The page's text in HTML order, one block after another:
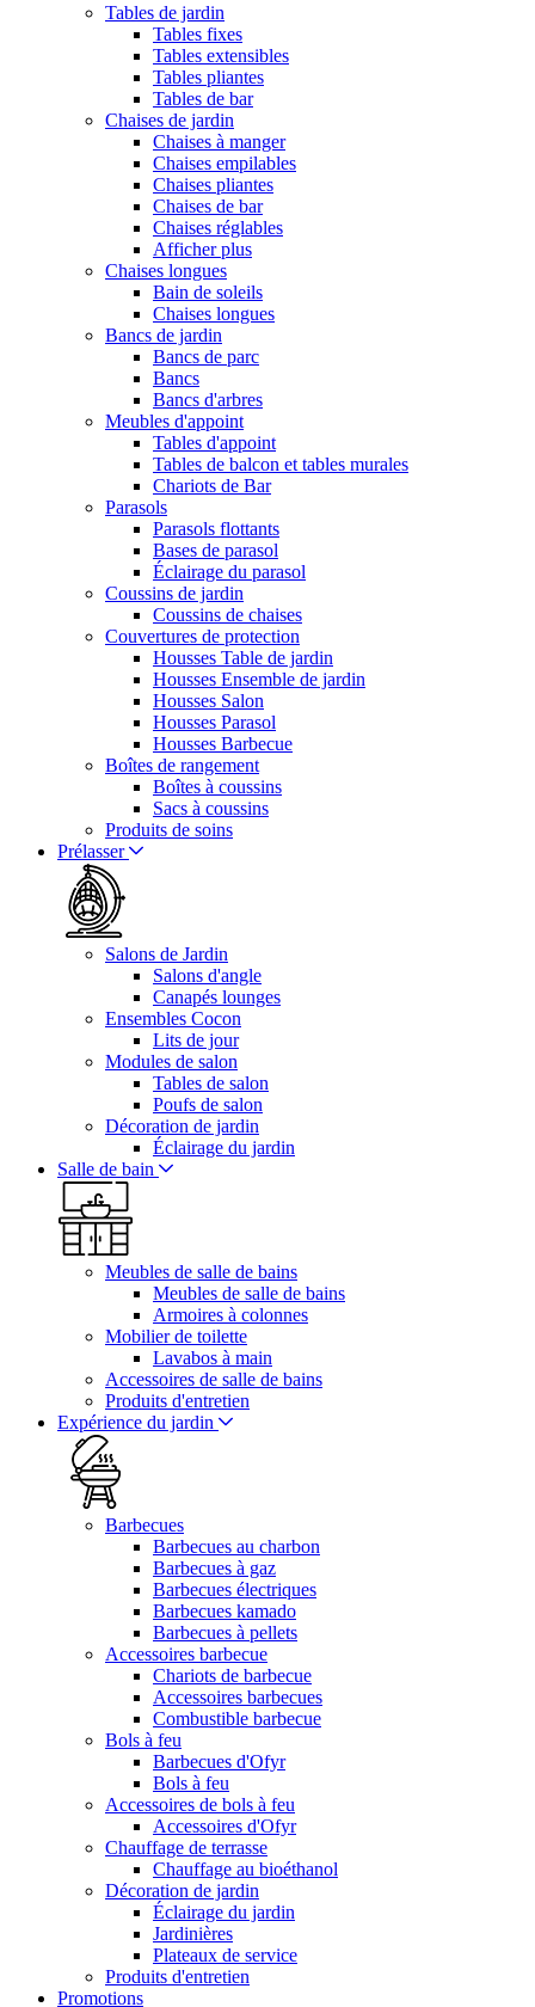
Tables de jardin
Tables fixes
Tables extensibles
Tables pliantes
Tables de bar
Chaises de jardin
Chaises à manger
Chaises empilables
Chaises pliantes
Chaises de bar
Chaises réglables
Afficher plus
Chaises longues
Bain de soleils
Chaises longues
Bancs de jardin
Bancs de parc
Bancs
Bancs d'arbres
Meubles d'appoint
Tables d'appoint
Tables de balcon et tables murales
Chariots de Bar
Parasols
Parasols flottants
Bases de parasol
Éclairage du parasol
Coussins de jardin
Coussins de chaises
Couvertures de protection
Housses Table de jardin
Housses Ensemble de jardin
Housses Salon
Housses Parasol
Housses Barbecue
Boîtes de rangement
Boîtes à coussins
Sacs à coussins
Produits de soins
Prélasser
Salons de Jardin
Salons d'angle
Canapés lounges
Ensembles Cocon
Lits de jour
Modules de salon
Tables de salon
Poufs de salon
Décoration de jardin
Éclairage du jardin
Salle de bain
Meubles de salle de bains
Meubles de salle de bains
Armoires à colonnes
Mobilier de toilette
Lavabos à main
Accessoires de salle de bains
Produits d'entretien
Expérience du jardin
Barbecues
Barbecues au charbon
Barbecues à gaz
Barbecues électriques
Barbecues kamado
Barbecues à pellets
Accessoires barbecue
Chariots de barbecue
Accessoires barbecues
Combustible barbecue
Bols à feu
Barbecues d'Ofyr
Bols à feu
Accessoires de bols à feu
Accessoires d'Ofyr
Chauffage de terrasse
Chauffage au bioéthanol
Décoration de jardin
Éclairage du jardin
Jardinières
Plateaux de service
Produits d'entretien
Promotions